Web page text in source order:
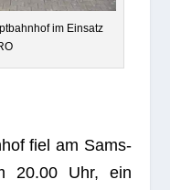
im Ein­satz
fiel am Sams­
20.00 Uhr, ein